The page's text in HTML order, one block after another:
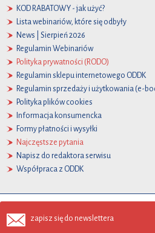
KOD RABATOWY - jak użyć?
Lista webinariów, które się odbyły
News | Sierpień 2026
Regulamin Webinariów
Polityka prywatności (RODO)
Regulamin sklepu internetowego ODDK
Regulamin sprzedaży i użytkowania (e-
Polityka plików cookies
Informacja konsumencka
Formy płatności i wysyłki
Najczęstsze pytania
Napisz do redaktora serwisu
Współpraca z ODDK
zapisz się do newslettera